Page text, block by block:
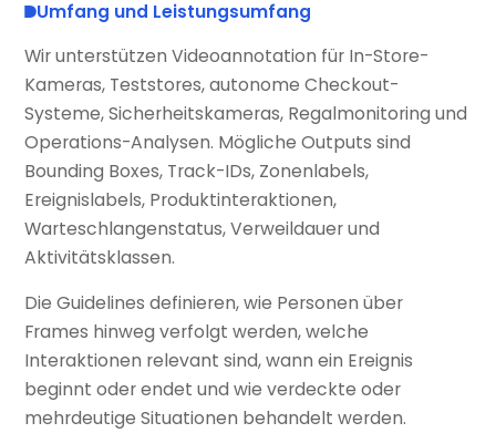
Umfang und Leistungsumfang
Wir unterstützen Videoannotation für In-Store-
Kameras, Teststores, autonome Checkout-
Systeme, Sicherheitskameras, Regalmonitoring und
Operations-Analysen. Mögliche Outputs sind
Bounding Boxes, Track-IDs, Zonenlabels,
Ereignislabels, Produktinteraktionen,
Warteschlangenstatus, Verweildauer und
Aktivitätsklassen.
Die Guidelines definieren, wie Personen über
Frames hinweg verfolgt werden, welche
Interaktionen relevant sind, wann ein Ereignis
beginnt oder endet und wie verdeckte oder
mehrdeutige Situationen behandelt werden.